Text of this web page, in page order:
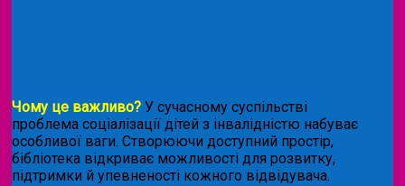
Чому це важливо? У сучасному суспільстві
проблема соціалізації дітей з інвалідністю набуває
особливої ваги. Створюючи доступний простір,
бібліотека відкриває можливості для розвитку,
підтримки й упевненості кожного відвідувача.